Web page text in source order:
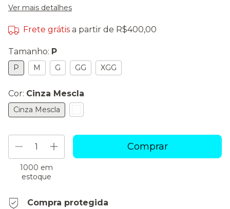
Ver mais detalhes
Frete grátis a partir de R$400,00
Tamanho: P
P M G GG XGG
Cor: Cinza Mescla
Cinza Mescla
1000 em
estoque
Compra protegida